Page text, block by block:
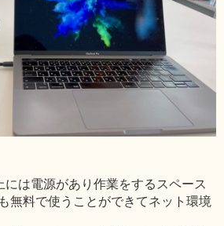
は電源があり作業をするスペース
無料で使うことができてネット環境